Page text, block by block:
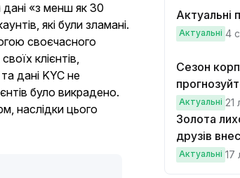
«з менш як 30
які були зламані.
своєчасного
клієнтів,
дані KYC не
було викрадено.
наслідки цього
Актуальні
Актуальні 4
Сезон
Актуальні 21
Золота
друзів
торгувати
Актуальні 17